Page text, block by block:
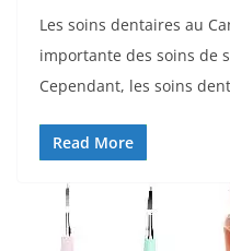
Les soins dentaires au
importante des soins de
Cependant, les soins
Read More